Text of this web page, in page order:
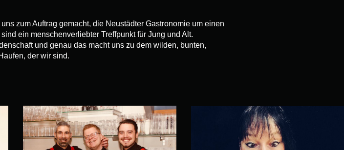
zum Auftrag gemacht, die Neustädter Gastronomie um einen
ein menschenverliebter Treffpunkt für Jung und Alt.
und genau das macht uns zu dem wilden, bunten,
der wir sind.